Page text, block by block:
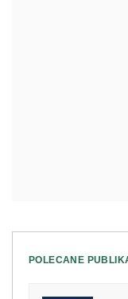
POLECANE